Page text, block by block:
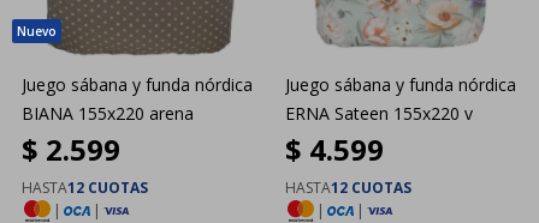
Juego sábana y funda nórdica
BIANA 155x220 arena
$ 2.599
HASTA12 CUOTAS
|
|
Juego sábana y funda nórdica
ERNA Sateen 155x220 v
$ 4.599
HASTA12 CUOTAS
|
|